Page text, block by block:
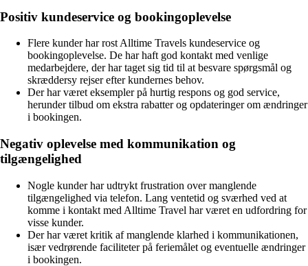
Positiv kundeservice og bookingoplevelse
Flere kunder har rost Alltime Travels kundeservice og
bookingoplevelse. De har haft god kontakt med venlige
medarbejdere, der har taget sig tid til at besvare spørgsmål og
skræddersy rejser efter kundernes behov.
Der har været eksempler på hurtig respons og god service,
herunder tilbud om ekstra rabatter og opdateringer om ændringer
i bookingen.
Negativ oplevelse med kommunikation og
tilgængelighed
Nogle kunder har udtrykt frustration over manglende
tilgængelighed via telefon. Lang ventetid og sværhed ved at
komme i kontakt med Alltime Travel har været en udfordring for
visse kunder.
Der har været kritik af manglende klarhed i kommunikationen,
især vedrørende faciliteter på feriemålet og eventuelle ændringer
i bookingen.